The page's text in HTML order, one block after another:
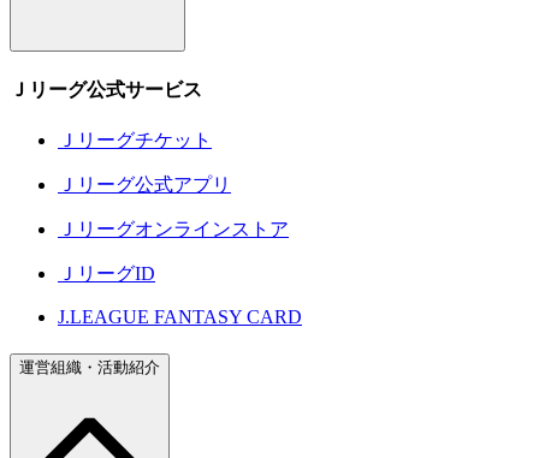
Ｊリーグ公式サービス
Ｊリーグチケット
Ｊリーグ公式アプリ
Ｊリーグオンラインストア
ＪリーグID
J.LEAGUE FANTASY CARD
運営組織・活動紹介